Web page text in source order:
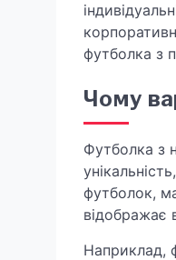
футболка з
Чому
Футболка з
футболок,
відображає
Наприклад,